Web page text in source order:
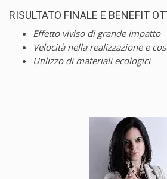
RISULTATO FINALE E BENEFIT
Effetto viviso di grande impatto
Velocità nella realizzazione e
Utilizzo di materiali ecologici